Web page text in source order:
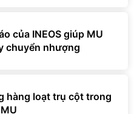
của INEOS giúp MU
chuyển nhượng
hàng loạt trụ cột trong